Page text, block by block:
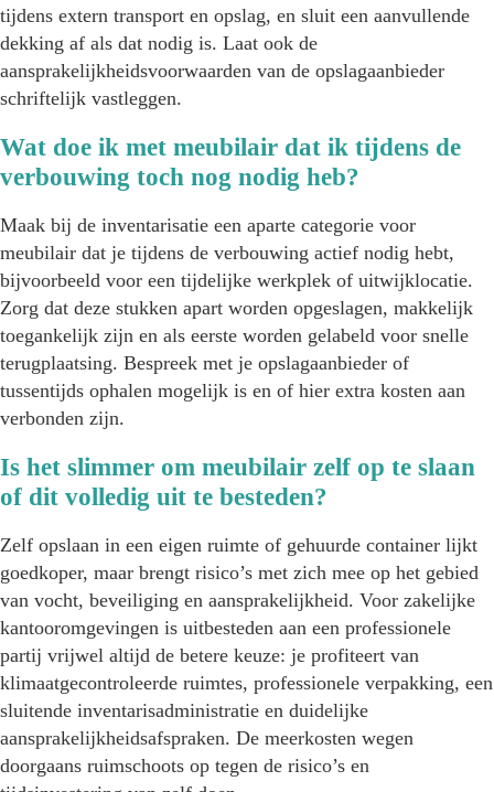
tijdens extern transport en opslag, en sluit een aanvullende
dekking af als dat nodig is. Laat ook de
aansprakelijkheidsvoorwaarden van de opslagaanbieder
schriftelijk vastleggen.
Wat doe ik met meubilair dat ik tijdens de
verbouwing toch nog nodig heb?
Maak bij de inventarisatie een aparte categorie voor
meubilair dat je tijdens de verbouwing actief nodig hebt,
bijvoorbeeld voor een tijdelijke werkplek of uitwijklocatie.
Zorg dat deze stukken apart worden opgeslagen, makkelijk
toegankelijk zijn en als eerste worden gelabeld voor snelle
terugplaatsing. Bespreek met je opslagaanbieder of
tussentijds ophalen mogelijk is en of hier extra kosten aan
verbonden zijn.
Is het slimmer om meubilair zelf op te slaan
of dit volledig uit te besteden?
Zelf opslaan in een eigen ruimte of gehuurde container lijkt
goedkoper, maar brengt risico’s met zich mee op het gebied
van vocht, beveiliging en aansprakelijkheid. Voor zakelijke
kantooromgevingen is uitbesteden aan een professionele
partij vrijwel altijd de betere keuze: je profiteert van
klimaatgecontroleerde ruimtes, professionele verpakking, een
sluitende inventarisadministratie en duidelijke
aansprakelijkheidsafspraken. De meerkosten wegen
doorgaans ruimschoots op tegen de risico’s en